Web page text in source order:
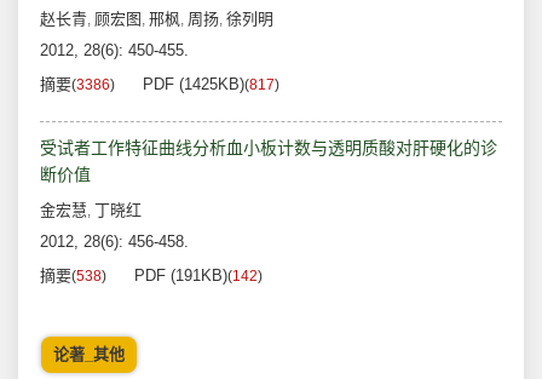
赵长青, 顾宏图 , 邢枫, 周扬, 徐列明
2012, 28(6): 450-455.
摘要(3386) PDF (1425KB)(817)
受试者工作特征曲线分析血小板计数与透明质酸对肝硬化的诊
断价值
金宏慧, 丁晓红
2012, 28(6): 456-458.
摘要(538) PDF (191KB)(142)
论著_其他